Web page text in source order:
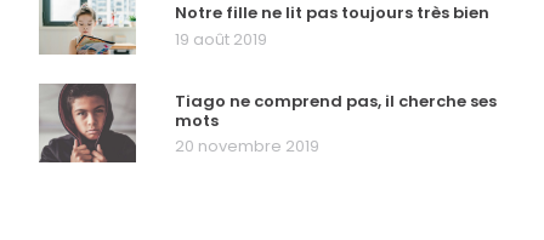
Notre fille ne lit pas toujours très bien
19 août 2019
Tiago ne comprend pas, il cherche ses
mots
20 novembre 2019